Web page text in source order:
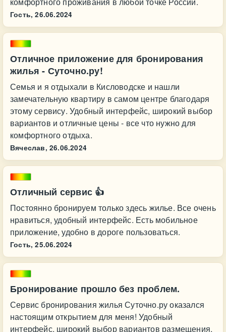
Гость, 26.06.2024
Отличное приложение для бронирования
жилья - Суточно.ру!
Семья и я отдыхали в Кисловодске и нашли
замечательную квартиру в самом центре благодаря
этому сервису. Удобный интерфейс, широкий выбор
вариантов и отличные цены - все что нужно для
комфортного отдыха.
Вячеслав, 26.06.2024
Отличный сервис 👍
Постоянно бронируем только здесь жилье. Все очень
нравиться, удобный интерфейс. Есть мобильное
приложение, удобно в дороге пользоваться.
Гость, 25.06.2024
Бронирование прошло без проблем.
Сервис бронирования жилья Суточно.ру оказался
настоящим открытием для меня! Удобный
интерфейс, широкий выбор вариантов размещения,